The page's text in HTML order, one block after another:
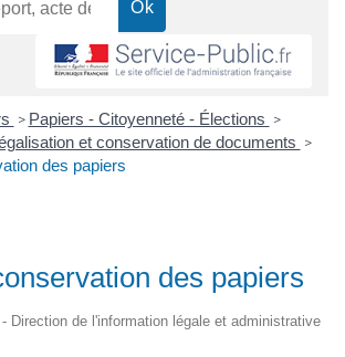
> Papiers - Citoyenneté - Élections >
et conservation de documents >
des papiers
des papiers
Direction de l'information légale et administrative